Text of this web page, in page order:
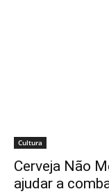
Cultura
Cerveja Não
ajudar a